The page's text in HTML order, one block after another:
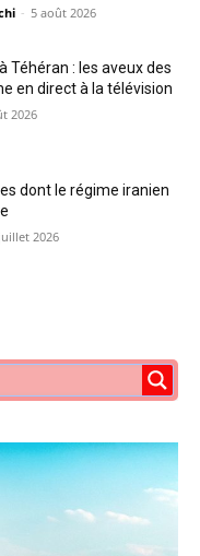
- 5 août 2026
Téhéran : les aveux des
en direct à la télévision
2026
dont le régime iranien
2026